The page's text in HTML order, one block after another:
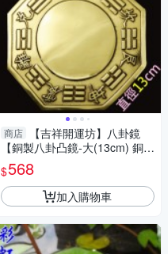
商店
【吉祥開運坊】八卦鏡
【銅製八卦凸鏡-大(13cm) 銅版
化壁刀 路沖 巷沖 】開光 擇日
$568
加入購物車